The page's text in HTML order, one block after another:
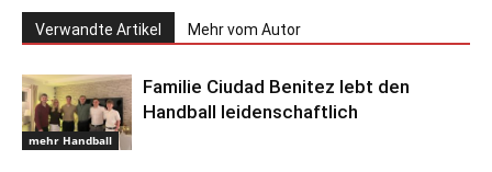
Verwandte Artikel Mehr vom Autor
mehr Handball
Familie Ciudad Benitez lebt den
Handball leidenschaftlich